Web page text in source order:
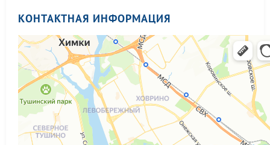
КОНТАКТНАЯ ИНФОРМАЦИЯ